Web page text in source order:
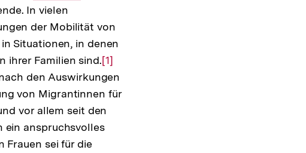
Link:
In vielen
der Mobilität von
Situationen, in denen
ihrer Familien sind.Zur
Auflösung
der
Fußnote
[1]
den Auswirkungen
von Migrantinnen für
vor allem seit den
ein anspruchsvolles
Frauen sei für die